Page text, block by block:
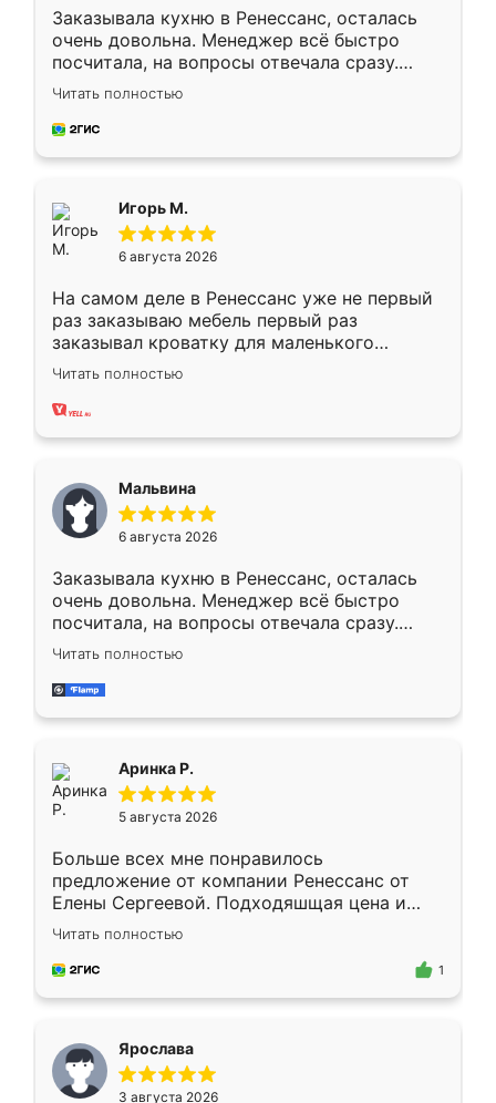
Заказывала кухню в Ренессанс, осталась
очень довольна. Менеджер всё быстро
посчитала, на вопросы отвечала сразу.
Замерщик приехал в субботу, подошёл к
делу со всей ответственностью. Собрали
за день, ребята работали аккуратно, даже
Читать полностью
Игорь М.
6 августа 2026
На самом деле в Ренессанс уже не первый
раз заказываю мебель первый раз
заказывал кроватку для маленького
ребёнка при его рождении ,во второй раз
заказал шкаф-купе. По качеству очень
хорошее сборка достаточно быстрая,
меньше, здесь же он более разнообразный.
Мне нравится ,если что-то потребуется из
мебели буду заказывать только здесь.
Читать полностью
Мальвина
6 августа 2026
Заказывала кухню в Ренессанс, осталась
очень довольна. Менеджер всё быстро
посчитала, на вопросы отвечала сразу.
Замерщик приехал в субботу, подошёл к
делу со всей ответственностью. Собрали
за день, ребята работали аккуратно, даже
Читать полностью
Аринка Р.
5 августа 2026
Больше всех мне понравилось
предложение от компании Ренессанс от
Елены Сергеевой. Подходяшщая цена и
короткие сроки изготовления. Приехавший
для замера сотрудник Владислав
предложил по моему эскизу самый
Читать полностью
1
Ярослава
3 августа 2026